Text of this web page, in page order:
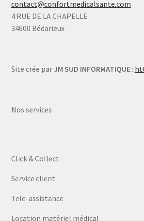
contact@confortmedicalsante.com
4 RUE DE LA CHAPELLE
34600 Bédarieux
Site crée par JM SUD INFORMATIQUE:
Nos services
Click & Collect
Service client
Tele-assistance
Location matériel médical